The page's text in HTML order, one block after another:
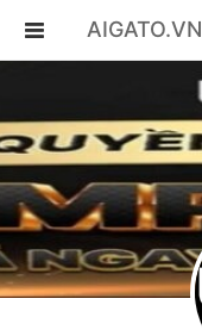
AIGATO.VN